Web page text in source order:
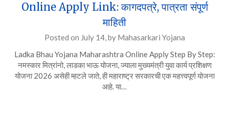
Online Apply Link: कागदपत्रे, पात्रता संपूर्ण
माहिती
Posted on July 14,by Mahasarkari Yojana
Ladka Bhau Yojana Maharashtra Online Apply Step By Step:
नमस्कार मित्रांनो, लाडका भाऊ योजना, ज्याला मुख्यमंत्री युवा कार्य प्रशिक्षण
योजना 2026 असेही म्हटले जाते, ही महाराष्ट्र सरकारची एक महत्त्वपूर्ण योजना
आहे. या…